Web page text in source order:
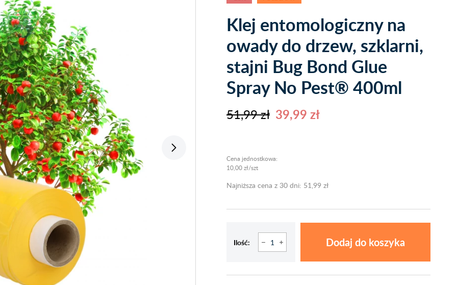
Klej entomologiczny na
owady do drzew, szklarni,
stajni Bug Bond Glue
Spray No Pest® 400ml
51,99 zł 39,99 zł
Cena jednostkowa:
10,00 zł/szt
Najniższa cena z 30 dni: 51,99 zł
Ilość: Dodaj do koszyka